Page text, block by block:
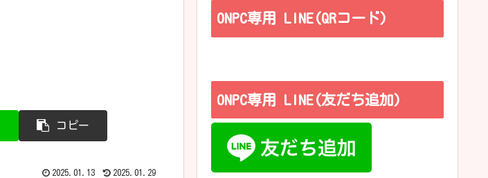
コピー
2025.01.13 2025.01.29
ONPC専用 LINE(QRコード)
ONPC専用 LINE(友だち追加)